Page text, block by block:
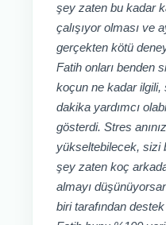
şey zaten bu kadar
çalışıyor olması ve
gerçekten kötü
Fatih onları benden
koçun ne kadar ilgili,
dakika yardımcı
gösterdi. Stres
yükseltebilecek, sizi
şey zaten koç
almayı
biri tarafından